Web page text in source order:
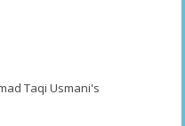
Taqi Usmani's